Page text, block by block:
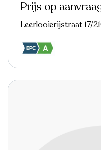
Prijs op
Leerlooierijstraat 17/